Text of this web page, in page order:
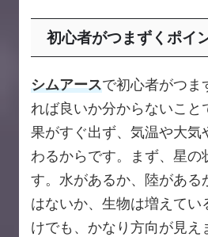
初心者がつまずくポイ
シムアースで初心者がつま
れば良いか分からないこと
果がすぐ出ず、気温や大気
わるからです。まず、星の
す。水があるか、陸がある
はないか、生物は増えて
けでも、かなり方向が見え